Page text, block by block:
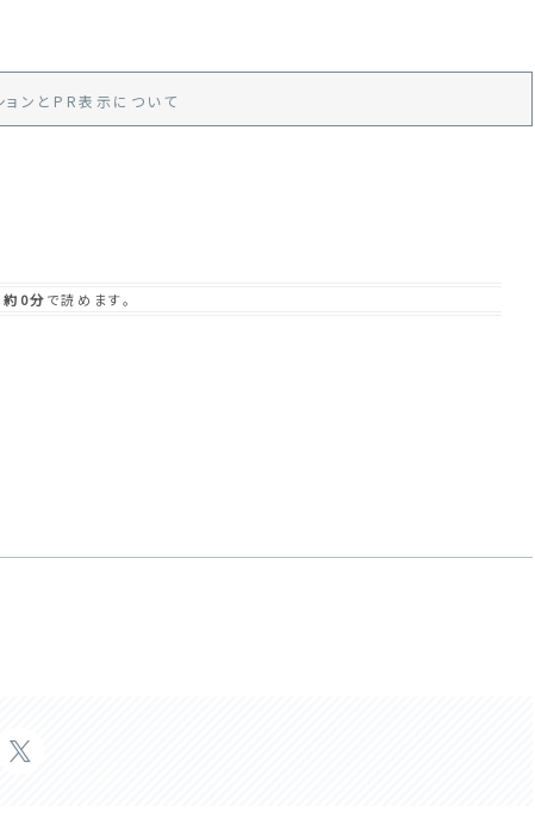
ン と PR表示について
約0分で読めます。